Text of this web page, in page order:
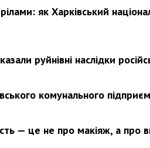
як Харківський
руйнівні наслідки
комунального
— це не про макіяж, а про